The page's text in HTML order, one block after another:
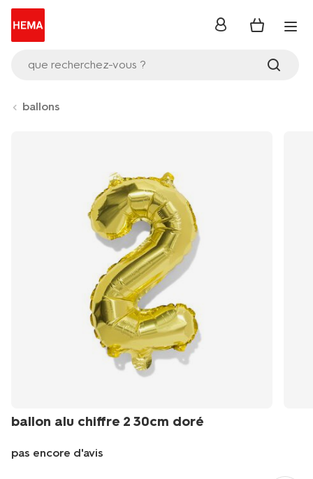
que recherchez-vous ?
se
ballons
ballon alu chiffre 2 30cm doré
pas encore d'avis